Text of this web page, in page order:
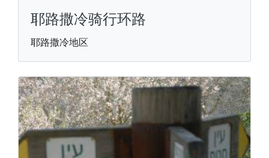
耶路撒冷骑行环路
耶路撒冷地区